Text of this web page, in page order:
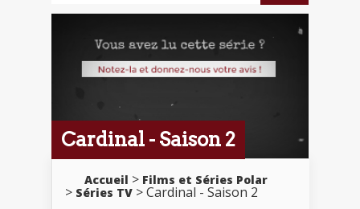
Cardinal - Saison 2
Accueil
Films et Séries Polar
Séries TV
Cardinal - Saison 2